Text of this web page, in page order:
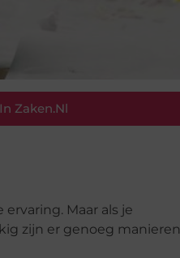
Zaken.nl
Maar als je
zijn er genoeg manieren